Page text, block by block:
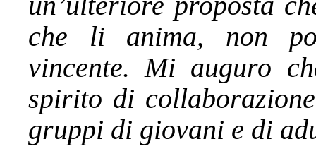
che li anima, non
vincente. Mi auguro
spirito di
gruppi di giovani e di